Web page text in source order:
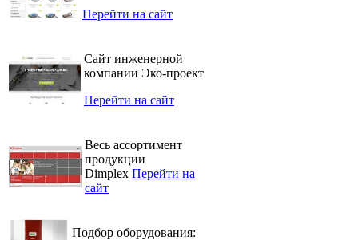
Перейти на сайт
Сайт инженерной
компании Эко-проект
Перейти на сайт
Весь ассортимент
продукции
Dimplex Перейти на
сайт
Подбор оборудования: